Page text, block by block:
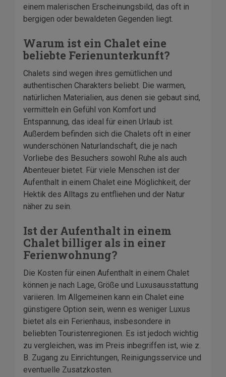
einem malerischen Erscheinungsbild, das oft in
bergigen oder bewaldeten Gegenden liegt.
Warum ist ein Chalet eine
beliebte Ferienunterkunft?
Chalets sind wegen ihres gemütlichen und
authentischen Charakters beliebt. Die warmen,
natürlichen Materialien, aus denen sie gebaut sind,
vermitteln ein Gefühl von Komfort und
Entspannung, das ideal für einen Urlaub ist.
Außerdem befinden sich die Chalets oft in einer
wunderschönen Naturlandschaft, die je nach
Vorliebe des Besuchers sowohl Ruhe als auch
Abenteuer bietet. Für viele Menschen ist der
Aufenthalt in einem Chalet eine Möglichkeit, der
Hektik des Alltags zu entfliehen und der Natur
näher zu sein.
Ist der Aufenthalt in einem
Chalet billiger als in einer
Ferienwohnung?
Die Kosten für einen Aufenthalt in einem Chalet
können je nach Lage, Größe und Luxusausstattung
variieren. Im Allgemeinen kann ein Chalet eine
günstigere Option sein, wenn es weniger Luxus
bietet als ein Ferienhaus, insbesondere in
beliebten Touristenregionen. Es ist jedoch wichtig
zu vergleichen, was im Preis inbegriffen ist, wie z.
B. Zugang zu Einrichtungen, Reinigungsservice und
eventuelle Zusatzkosten.